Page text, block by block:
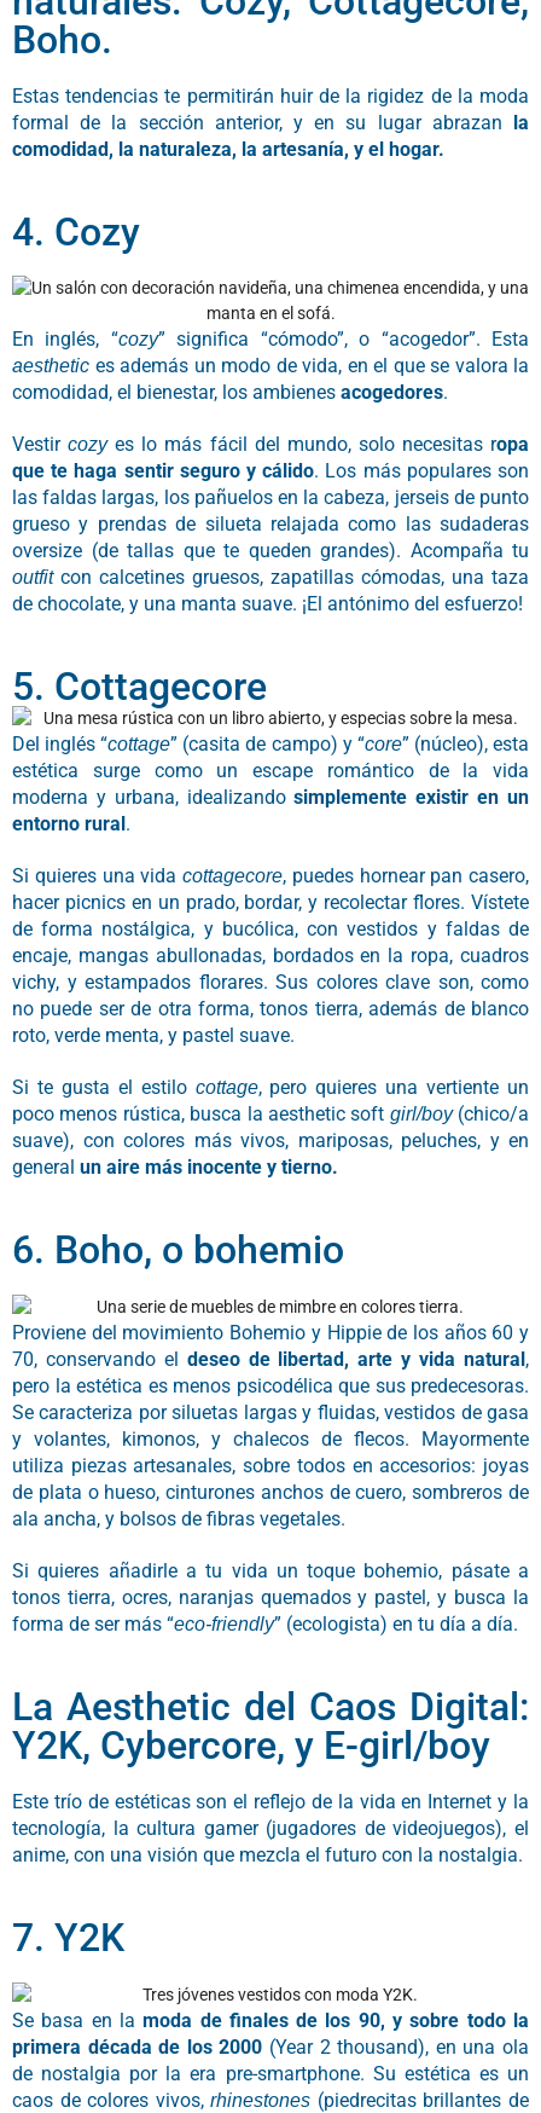
Boho.
Estas tendencias te permitirán huir de la rigidez de la moda
formal de la sección anterior, y en su lugar abrazan la
comodidad, la naturaleza, la artesanía, y el hogar.
4. Cozy
En inglés, “cozy” significa “cómodo”, o “acogedor”. Esta
aesthetic es además un modo de vida, en el que se valora la
comodidad, el bienestar, los ambienes acogedores.
Vestircozyes lo más fácil del mundo, solo necesitas ropa
que te haga sentir seguro y cálido. Los más populares son
las faldas largas, los pañuelos en la cabeza, jerseis de punto
grueso y prendas de silueta relajada como las sudaderas
oversize (de tallas que te queden grandes). Acompaña tu
outfitcon calcetines gruesos, zapatillas cómodas, una taza
de chocolate, y una manta suave. ¡El antónimo del esfuerzo!
5. Cottagecore
Del inglés “cottage” (casita de campo) y “core” (núcleo), esta
estética surge como un escape romántico de la vida
moderna y urbana, idealizandosimplemente existir en un
entorno rural .
Si quieres una vida cottagecore, puedes hornear pan casero,
hacer picnics en un prado, bordar, y recolectar flores. Vístete
de forma nostálgica, y bucólica, con vestidos y faldas de
encaje, mangas abullonadas, bordados en la ropa, cuadros
vichy, y estampados florares. Sus colores clave son, como
no puede ser de otra forma, tonos tierra, además de blanco
roto, verde menta, y pastel suave.
Si te gusta el estilo cottage, pero quieres una vertiente un
poco menos rústica, busca la aesthetic soft girl/boy(chico/a
suave), con colores más vivos, mariposas, peluches, y en
general un aire más inocente y tierno.
6. Boho, o bohemio
Proviene del movimiento Bohemio y Hippie de los años 60 y
70, conservando el deseo de libertad, arte y vida natural ,
pero la estética es menos psicodélica que sus predecesoras.
Se caracteriza por siluetas largas y fluidas, vestidos de gasa
y volantes, kimonos, y chalecos de flecos. Mayormente
utiliza piezas artesanales, sobre todos en accesorios: joyas
de plata o hueso, cinturones anchos de cuero, sombreros de
ala ancha, y bolsos de fibras vegetales.
Si quieres añadirle a tu vida un toque bohemio, pásate a
tonos tierra, ocres, naranjas quemados y pastel, y busca la
forma de ser más “eco-friendly” (ecologista) en tu día a día.
La Aesthetic del Caos Digital:
Y2K, Cybercore, y E-girl/boy
Este trío de estéticas son el reflejo de la vida en Internet y la
tecnología, la cultura gamer (jugadores de videojuegos), el
anime, con una visión que mezcla el futuro con la nostalgia.
7. Y2K
Se basa en lamoda de finales de los 90, y sobre todo la
primera década de los 2000 (Year 2 thousand), en una ola
de nostalgia por la era pre-smartphone. Su estética es un
caos de colores vivos,rhinestones (piedrecitas brillantes de